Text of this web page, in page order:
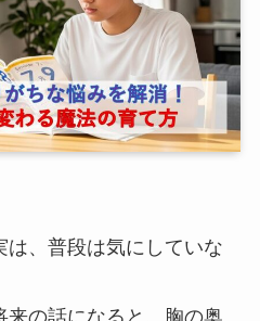
、普段は気にしていな
の話になると、胸の奥